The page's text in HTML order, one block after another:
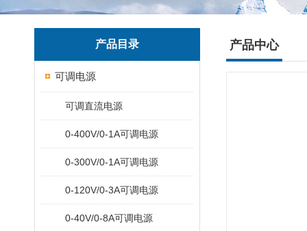
产品目录
可调电源
可调直流电源
0-400V/0-1A可调电源
0-300V/0-1A可调电源
0-120V/0-3A可调电源
0-40V/0-8A可调电源
产品中心